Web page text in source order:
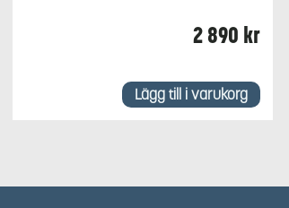
2 890 kr
Lägg till i varukorg